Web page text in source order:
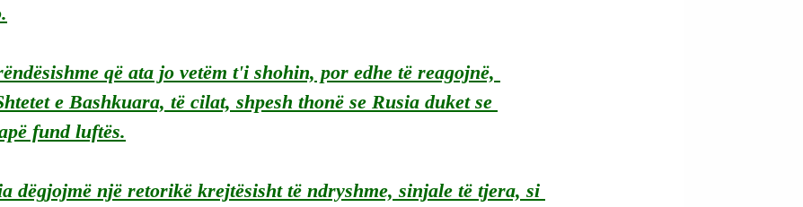
që ata jo vetëm t'i shohin, por edhe të reagojnë,
e Bashkuara, të cilat, shpesh thonë se Rusia duket se
fund luftës.
dëgjojmë një retorikë krejtësisht të ndryshme, sinjale të tjera, si